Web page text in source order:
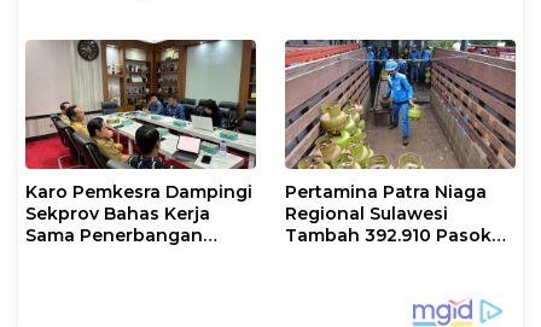
Pasokan Selama Periode
Hari Raya Idul adha
Karo Pemkesra Dampingi
Sekprov Bahas Kerja
Sama Penerbangan
Pertamina Patra Niaga
Regional Sulawesi
Tambah 392.910 Pasokan
dan Long Weekend